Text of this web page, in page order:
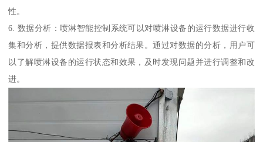
性。
6. 数据分析：喷淋智能控制系统可以对喷淋设备的运行数据进行收
集和分析，提供数据报表和分析结果。通过对数据的分析，用户可
以了解喷淋设备的运行状态和效果，及时发现问题并进行调整和改
进。